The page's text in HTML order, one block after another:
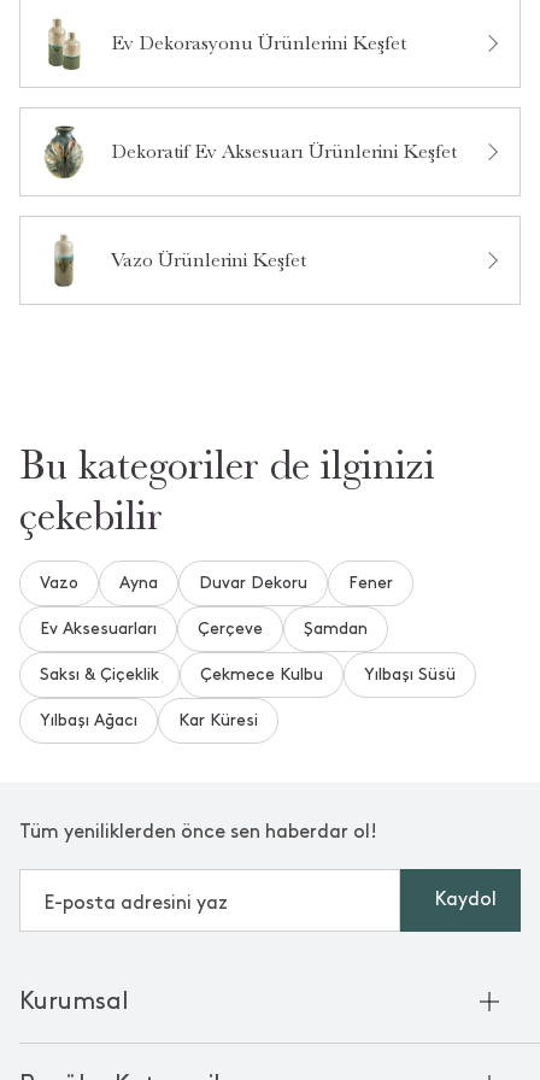
Bu ürün hakkında daha önce hiç soru sorulmamış.
Ürün Hakkında Soru Sor
Ev Dekorasyonu Ürünlerini Keşfet
Dekoratif Ev Aksesuarı Ürünlerini Keşfet
Vazo Ürünlerini Keşfet
Bu kategoriler de ilginizi
çekebilir
Vazo Ayna Duvar Dekoru Fener
Ev Aksesuarları Çerçeve Şamdan
Saksı & Çiçeklik Çekmece Kulbu Yılbaşı Süsü
Yılbaşı Ağacı Kar Küresi
Tüm yeniliklerden önce sen haberdar ol!
Kaydol
Kurumsal